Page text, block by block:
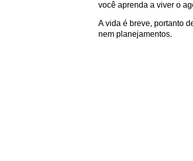
você aprenda a viver o
A vida é breve, portanto
nem planejamentos.